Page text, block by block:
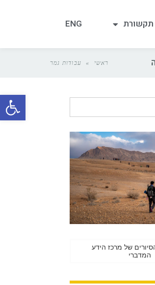
תקשורת ENG
ראשי » עבודות גמר
של מרכז הידע
המדברי